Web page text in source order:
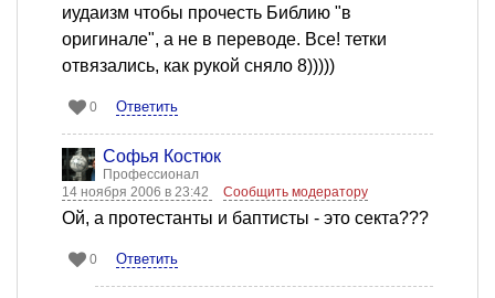
иудаизм чтобы прочесть Библию "в
оригинале", а не в переводе. Все! тетки
отвязались, как рукой сняло 8)))))
0 Ответить
Софья Костюк
Профессионал
14 ноября 2006 в 23:42
Сообщить модератору
Ой, а протестанты и баптисты - это секта???
0 Ответить